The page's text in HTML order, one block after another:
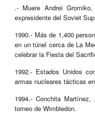
.- Muere Andrei
expresidente del Soviet
1990.- Más de 1,400
en un túnel cerca de La
celebrar la Fiesta del
1992.- Estados Unidos
armas nucleares tácticas
1994.- Conchita
torneo de Wimbledon.